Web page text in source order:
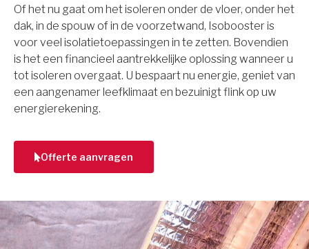
Of het nu gaat om het isoleren onder de vloer, onder het
dak, in de spouw of in de voorzetwand, Isobooster is
voor veel isolatietoepassingen in te zetten. Bovendien
is het een financieel aantrekkelijke oplossing wanneer u
tot isoleren overgaat. U bespaart nu energie, geniet van
een aangenamer leefklimaat en bezuinigt flink op uw
energierekening.
Offerte aanvragen